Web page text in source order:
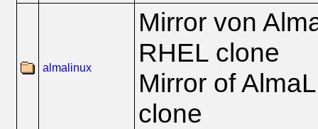
almalinux
Mirror von
RHEL clone
Mirror of
clone